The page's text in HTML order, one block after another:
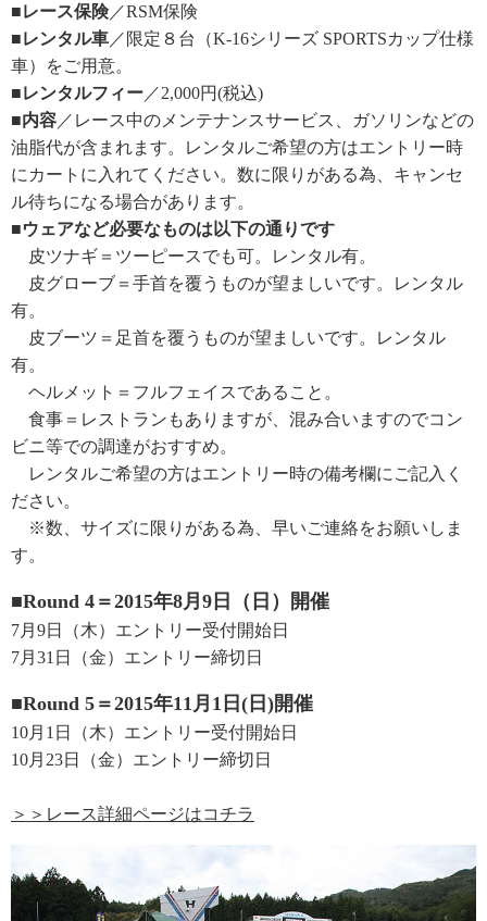
■レース保険／RSM保険
■レンタル車 ／限定８台（K-16シリーズ SPORTSカップ仕様
車）をご用意。
■レンタルフィー ／2,000円(税込)
■内容 ／レース中のメンテナンスサービス、ガソリンなどの
油脂代が含まれます。レンタルご希望の方はエントリー時
にカートに入れてください。数に限りがある為、キャンセ
ル待ちになる場合があります。
■ウェアなど必要なものは以下の通りです
皮ツナギ＝ツーピースでも可。レンタル有。
皮グローブ＝手首を覆うものが望ましいです。レンタル
有。
皮ブーツ＝足首を覆うものが望ましいです。レンタル
有。
ヘルメット＝フルフェイスであること。
食事＝レストランもありますが、混み合いますのでコン
ビニ等での調達がおすすめ。
レンタルご希望の方はエントリー時の備考欄にご記入く
ださい。
※数、サイズに限りがある為、早いご連絡をお願いしま
す。
■Round 4＝2015年8月9日（日）開催
7月9日（木）エントリー受付開始日
7月31日（金）エントリー締切日
■Round 5＝2015年11月1日(日)開催
10月1日（木）エントリー受付開始日
10月23日（金）エントリー締切日
＞＞レース詳細ページはコチラ